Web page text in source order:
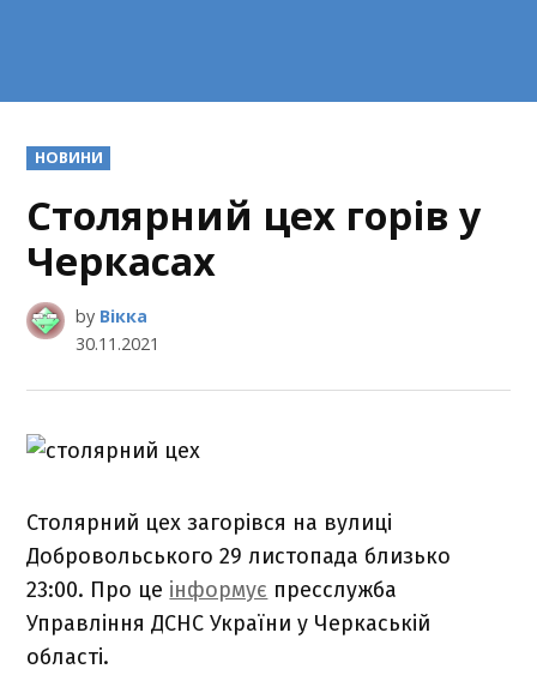
POSTED
IN
НОВИНИ
Столярний цех горів у
Черкасах
by Вікка
30.11.2021
Столярний цех загорівся на вулиці
Добровольського 29 листопада близько
23:00. Про це інформує пресслужба
Управління ДСНС України у Черкаській
області.